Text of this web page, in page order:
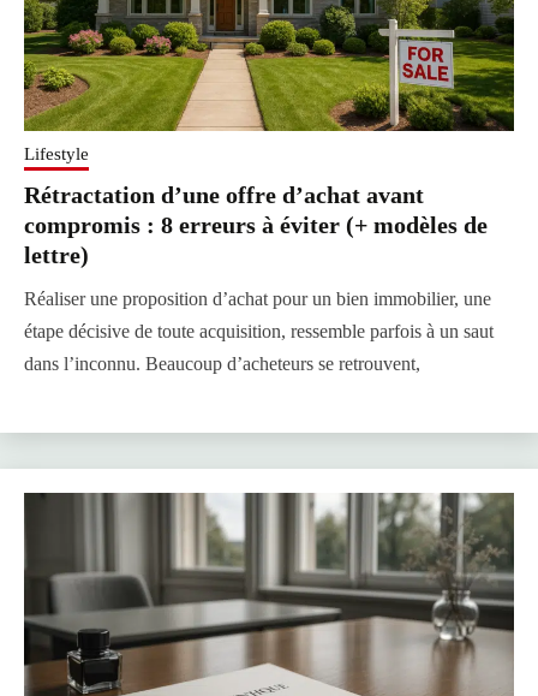
Lifestyle
Rétractation d’une offre d’achat avant
compromis : 8 erreurs à éviter (+ modèles de
lettre)
Réaliser une proposition d’achat pour un bien immobilier, une
étape décisive de toute acquisition, ressemble parfois à un saut
dans l’inconnu. Beaucoup d’acheteurs se retrouvent,